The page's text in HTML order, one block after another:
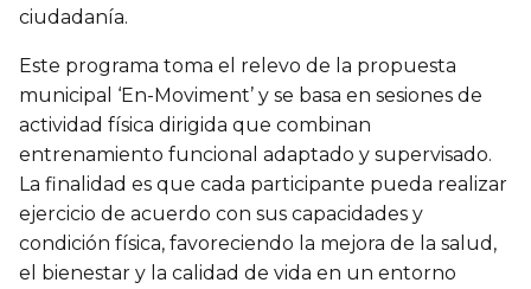
ciudadanía.
Este programa toma el relevo de la propuesta
municipal ‘En-Moviment’ y se basa en sesiones de
actividad física dirigida que combinan
entrenamiento funcional adaptado y supervisado.
La finalidad es que cada participante pueda realizar
ejercicio de acuerdo con sus capacidades y
condición física, favoreciendo la mejora de la salud,
el bienestar y la calidad de vida en un entorno